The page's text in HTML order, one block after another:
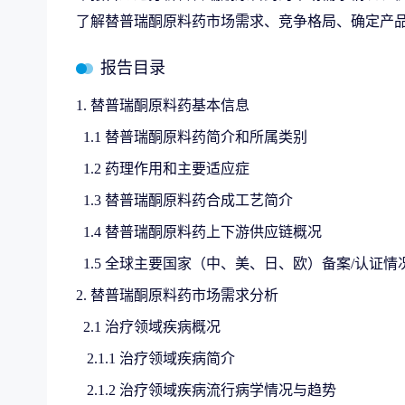
了解替普瑞酮原料药市场需求、竞争格局、确定产
报告目录
1. 替普瑞酮原料药基本信息
1.1 替普瑞酮原料药简介和所属类别
1.2 药理作用和主要适应症
1.3 替普瑞酮原料药合成工艺简介
1.4 替普瑞酮原料药上下游供应链概况
1.5 全球主要国家（中、美、日、欧）备案/认证情
2. 替普瑞酮原料药市场需求分析
2.1 治疗领域疾病概况
2.1.1 治疗领域疾病简介
2.1.2 治疗领域疾病流行病学情况与趋势